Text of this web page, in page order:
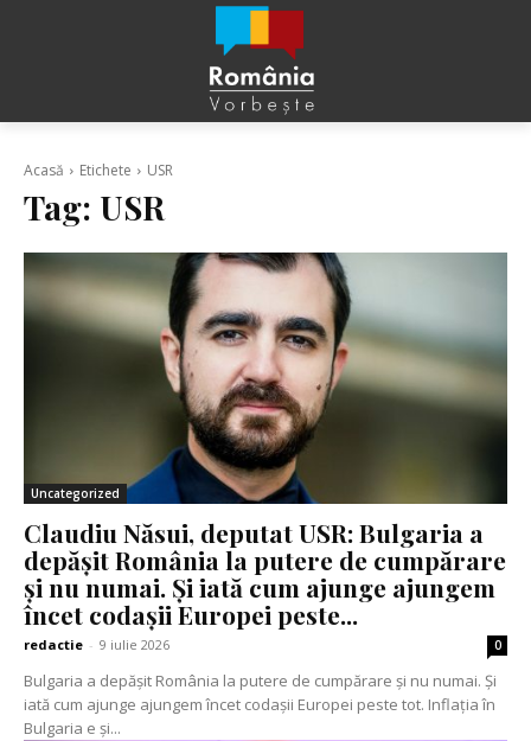
Acasă Etichete USR
Tag: USR
Uncategorized
Claudiu Năsui, deputat USR: Bulgaria a
depășit România la putere de cumpărare
și nu numai. Și iată cum ajunge ajungem
încet codașii Europei peste...
redactie - 9 iulie 2026 0
Bulgaria a depășit România la putere de cumpărare și nu numai. Și
iată cum ajunge ajungem încet codașii Europei peste tot. Inflația în
Bulgaria e și...